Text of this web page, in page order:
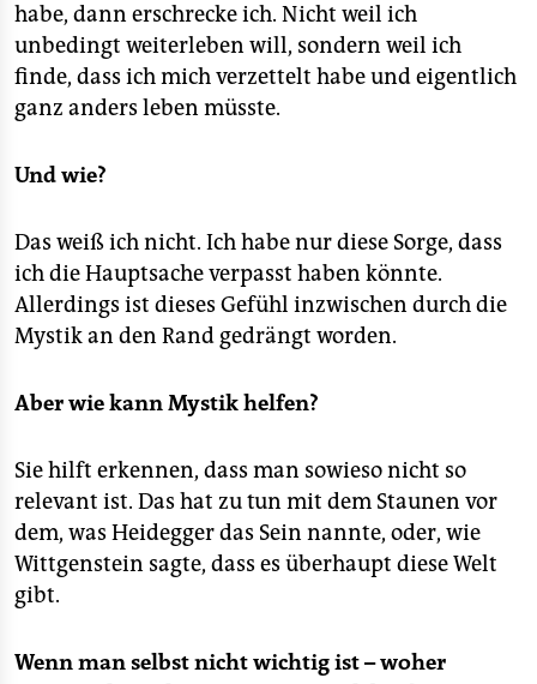
habe, dann erschrecke ich. Nicht weil ich
unbedingt weiterleben will, sondern weil ich
finde, dass ich mich verzettelt habe und eigentlich
ganz anders leben müsste.
Und wie?
Das weiß ich nicht. Ich habe nur diese Sorge, dass
ich die Hauptsache verpasst haben könnte.
Allerdings ist dieses Gefühl inzwischen durch die
Mystik an den Rand gedrängt worden.
Aber wie kann Mystik helfen?
Sie hilft erkennen, dass man sowieso nicht so
relevant ist. Das hat zu tun mit dem Staunen vor
dem, was Heidegger das Sein nannte, oder, wie
Wittgenstein sagte, dass es überhaupt diese Welt
gibt.
Wenn man selbst nicht wichtig ist – woher